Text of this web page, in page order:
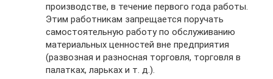
производстве, в течение первого года работы.
Этим работникам запрещается поручать
самостоятельную работу по обслуживанию
материальных ценностей вне предприятия
(развозная и разносная торговля, торговля в
палатках, ларьках и т. д.).